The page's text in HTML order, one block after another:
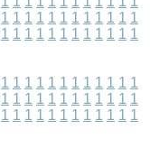
1 1 1 1 1 1 1 1 1 1 1 1
1 1 1 1 1 1 1 1 1 1 1 1
1 1 1 1 1 1 1 1 1 1 1 1
1 1 1 1 1 1 1 1 1 1 1 1
1 1 1 1 1 1 1 1 1 1 1 1